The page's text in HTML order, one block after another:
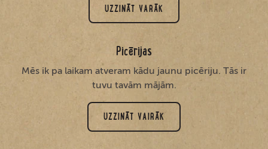
UZZINĀT VARĀK
Picērijas
Mēs ik pa laikam atveram kādu jaunu picēriju. Tās ir
tuvu tavām mājām.
UZZINĀT VAIRĀK